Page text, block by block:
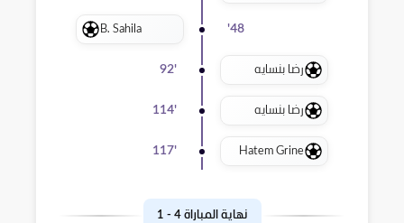
48
'
B. Sahila
رضا بنسايه 92'
رضا بنسايه 114'
Hatem Grine
117'
نهاية المباراة4
-
1